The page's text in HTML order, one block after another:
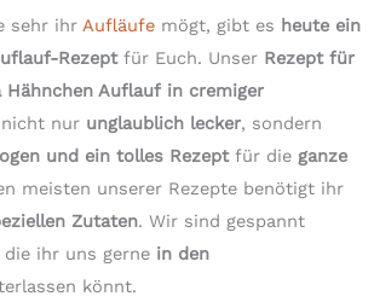
sehr ihr Aufläufe mögt, gibt es heute ein
Rezeptfür Euch. Unser Rezept für
Hähnchen Auflauf in cremiger
nur unglaublich lecker, sondern
und ein tolles Rezeptfür die ganze
meisten unserer Rezepte benötigt ihr
Zutaten. Wir sind gespannt
die ihr uns gerne in den
könnt.